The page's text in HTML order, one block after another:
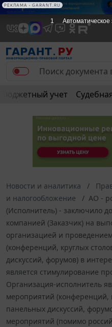
РЕКЛАМА
Бюджетный учет
Новости и аналитика
и налогообложение
АО -
(Исполнитель) - заключило
компанией (Заказчик) на
организацией и
(конференций, круглых
дискуссий, форумов) в
является стимулирование
Организация-исполнитель
мероприятий (конференций,
панельных дискуссий,
мероприятий (помимо
1
РЕКЛАМА • GARANT.RU